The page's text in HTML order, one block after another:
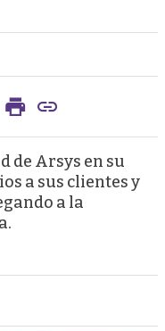
de Arsys en su
a sus clientes y
a la